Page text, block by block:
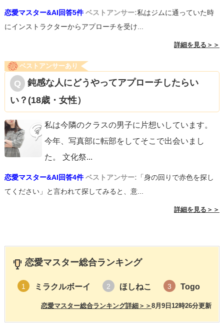
恋愛マスター&AI回答5件 ベストアンサー:私はジムに通っていた時
にインストラクターからアプローチを受け...
詳細を見る＞＞
ベストアンサーあり
鈍感な人にどうやってアプローチしたらい
い？(18歳・女性）
私は今隣のクラスの男子に片想いしています。
今年、写真部に転部をしてそこで出会いまし
た。 文化祭...
恋愛マスター&AI回答4件 ベストアンサー: 「身の回りで赤色を探し
てください」と言われて探してみると、意...
詳細を見る＞＞
恋愛マスター総合ランキング
1 ミラクルボーイ 2 ほしねこ 3 Togo
8月9日12時26分更新
恋愛マスター総合ランキング詳細＞＞